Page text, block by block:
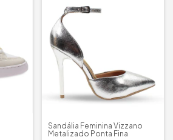
Sandália Feminina Vizzano
Metalizado Ponta Fina